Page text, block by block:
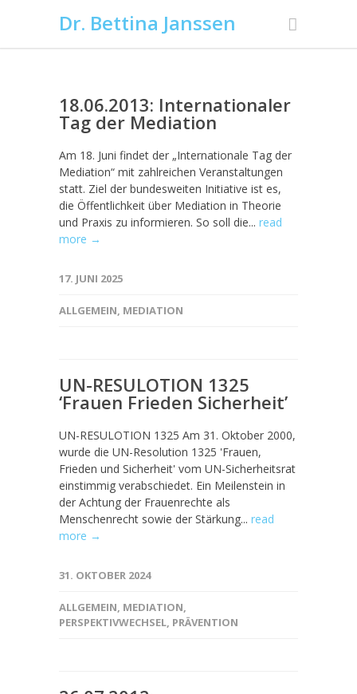
Dr. Bettina Janssen
18.06.2013: Internationaler
Tag der Mediation
Am 18. Juni findet der „Internationale Tag der
Mediation“ mit zahlreichen Veranstaltungen
statt. Ziel der bundesweiten Initiative ist es,
die Öffentlichkeit über Mediation in Theorie
und Praxis zu informieren. So soll die... read
more →
17. JUNI 2025
ALLGEMEIN, MEDIATION
UN-RESULOTION 1325
‘Frauen Frieden Sicherheit’
UN-RESULOTION 1325 Am 31. Oktober 2000,
wurde die UN-Resolution 1325 'Frauen,
Frieden und Sicherheit' vom UN-Sicherheitsrat
einstimmig verabschiedet. Ein Meilenstein in
der Achtung der Frauenrechte als
Menschenrecht sowie der Stärkung... read
more →
31. OKTOBER 2024
ALLGEMEIN, MEDIATION,
PERSPEKTIVWECHSEL, PRÄVENTION